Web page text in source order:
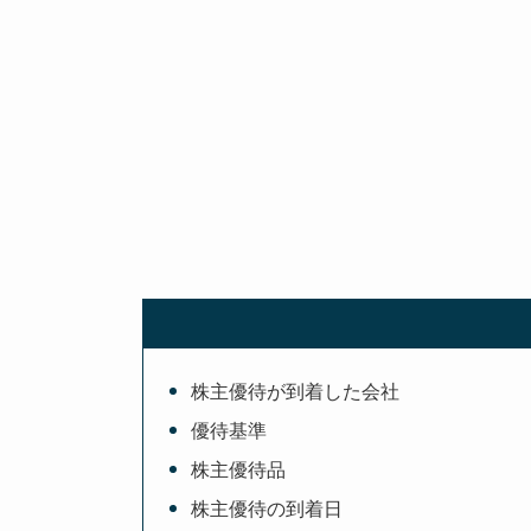
株主優待が到着した会社
優待基準
株主優待品
株主優待の到着日